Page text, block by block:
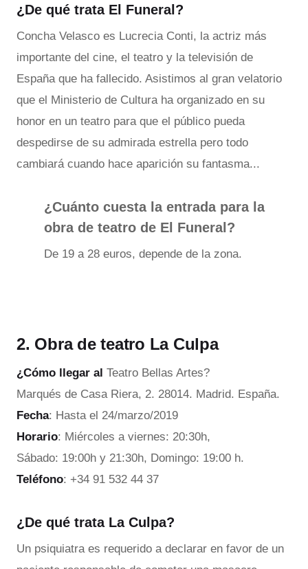
¿De qué trata El Funeral?
Concha Velasco es Lucrecia Conti, la actriz más
importante del cine, el teatro y la televisión de
España que ha fallecido. Asistimos al gran velatorio
que el Ministerio de Cultura ha organizado en su
honor en un teatro para que el público pueda
despedirse de su admirada estrella pero todo
cambiará cuando hace aparición su fantasma...
¿Cuánto cuesta la entrada para la
obra de teatro de El Funeral?
De 19 a 28 euros, depende de la zona.
2. Obra de teatro La Culpa
¿Cómo llegar al Teatro Bellas Artes?
Marqués de Casa Riera, 2. 28014. Madrid. España.
Fecha: Hasta el 24/marzo/2019
Horario: Miércoles a viernes: 20:30h,
Sábado: 19:00h y 21:30h, Domingo: 19:00 h.
Teléfono: +34 91 532 44 37
¿De qué trata La Culpa?
Un psiquiatra es requerido a declarar en favor de un